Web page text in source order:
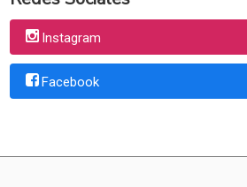
Instagram
Facebook